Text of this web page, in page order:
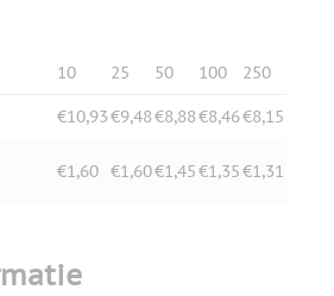
10 25 50 100 250
€10,93€9,48€8,88€8,46€8,15
€1,60 €1,60€1,45€1,35€1,31